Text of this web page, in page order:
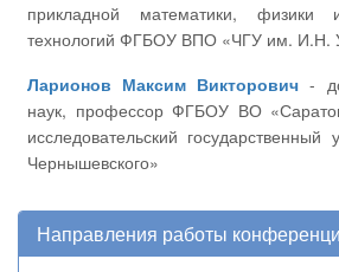
прикладной математики, физики
технологий ФГБОУ ВПО «ЧГУ им. И.Н.
Ларионов Максим Викторович
наук, профессор ФГБОУ ВО
исследовательский
Чернышевского»
Направления работы